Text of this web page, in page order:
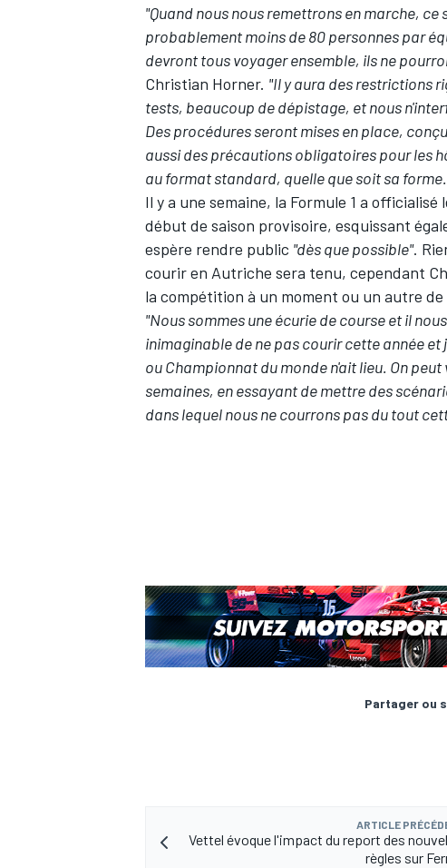
AUTRES CHAMPIONNATS
"Quand nous nous remettrons en marche,
probablement moins de 80 personnes par
devront tous voyager ensemble, ils ne
Christian Horner. "Il y aura des restrictions
tests, beaucoup de dépistage, et nous
Des procédures seront mises en place,
aussi des précautions obligatoires pour les
au format standard, quelle que soit sa
Il y a une semaine, la Formule 1 a
début de saison provisoire, esquissant
espère rendre public "dès que possible".
courir en Autriche sera tenu, cependant
la compétition à un moment ou un autre de
"Nous sommes une écurie de course et il
inimaginable de ne pas courir cette année
ou Championnat du monde n'ait lieu. On
semaines, en essayant de mettre des
dans lequel nous ne courrons pas du tout
Partager ou
ARTICLE
Vettel évoque l'impact du report des
règles sur